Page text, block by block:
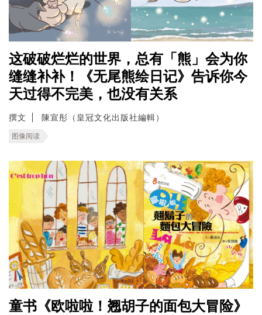
这破破烂烂的世界，总有「熊」会为你
缝缝补补！《无尾熊绘日记》告诉你今
天过得不完美，也没有关系
撰文 陳宣彤（皇冠文化出版社編輯）
图像阅读
童书《欧啦啦！翘胡子的面包大冒险》